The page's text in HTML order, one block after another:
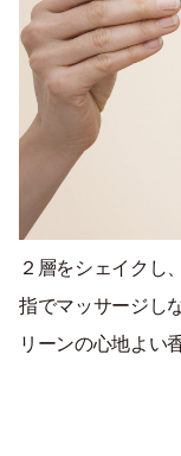
２層をシェイクし
指でマッサージし
リーンの心地よい